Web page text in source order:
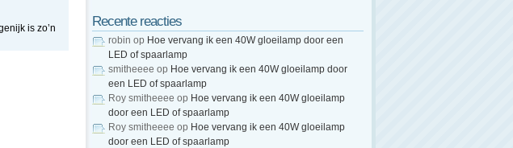
is zo’n
Recente reacties
robin op Hoe vervang ik een 40W gloeilamp door een
LED of spaarlamp
smitheeee op Hoe vervang ik een 40W gloeilamp door
een LED of spaarlamp
Roy smitheeee op Hoe vervang ik een 40W gloeilamp
door een LED of spaarlamp
Roy smitheeee op Hoe vervang ik een 40W gloeilamp
door een LED of spaarlamp